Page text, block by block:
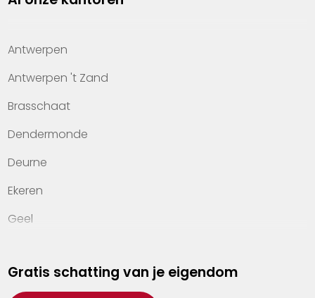
Kennis van wonen
Kantoren
Veelgestelde vragen
Werken bij Heylen Vastgoed
Contact
Antwerpen
Antwerpen 't Zand
Brasschaat
Dendermonde
Deurne
Ekeren
Geel
Hasselt
Gratis schatting van je eigendom